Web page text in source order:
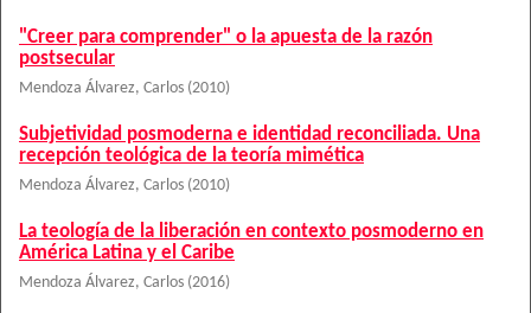
"Creer para comprender" o la apuesta de la razón
postsecular
Mendoza Álvarez, Carlos (2010)
Subjetividad posmoderna e identidad reconciliada. Una
recepción teológica de la teoría mimética
Mendoza Álvarez, Carlos (2010)
La teología de la liberación en contexto posmoderno en
América Latina y el Caribe
Mendoza Álvarez, Carlos (2016)